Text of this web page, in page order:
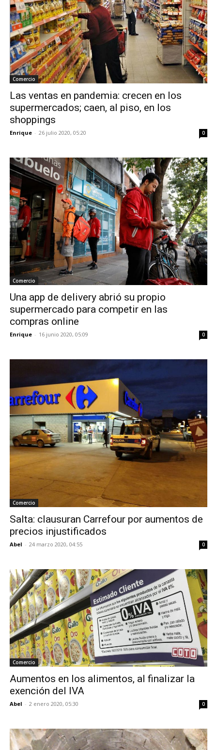
Comercio
Las ventas en pandemia: crecen en los
supermercados; caen, al piso, en los
shoppings
Enrique - 26 julio 2020, 05:20 0
Comercio
Una app de delivery abrió su propio
supermercado para competir en las
compras online
Enrique - 16 junio 2020, 05:09 0
Comercio
Salta: clausuran Carrefour por aumentos de
precios injustificados
Abel - 24 marzo 2020, 04:55 0
Comercio
Aumentos en los alimentos, al finalizar la
exención del IVA
Abel - 2 enero 2020, 05:30 0